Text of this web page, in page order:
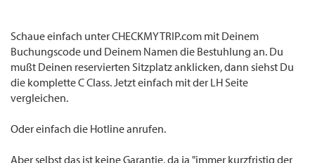
Schaue einfach unter CHECKMYTRIP.com mit Deinem
Buchungscode und Deinem Namen die Bestuhlung an. Du
mußt Deinen reservierten Sitzplatz anklicken, dann siehst Du
die komplette C Class. Jetzt einfach mit der LH Seite
vergleichen.
Oder einfach die Hotline anrufen.
Aber selbst das ist keine Garantie, da ja "immer kurzfristig der